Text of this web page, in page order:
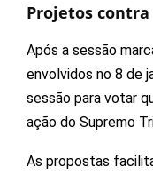
Projetos contra
Após a sessão
envolvidos no 8 de
sessão para votar
ação do Supremo
As propostas